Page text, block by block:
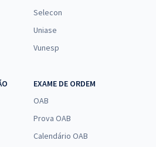
Selecon
Uniase
Vunesp
EXAME DE ORDEM
OAB
Prova OAB
Calendário OAB